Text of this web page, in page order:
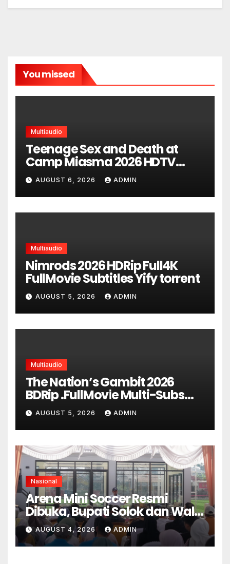
You missed
Multiaudio
Teenage Sex and Death at
Camp Miasma 2026 HDTV
UltraHD HEVC Full Movie DDP5.1
torrent
AUGUST 6, 2026 ADMIN
Multiaudio
Nimrods 2026 HDRip Full4K
FullMovie Subtitles Yify torrent
AUGUST 5, 2026 ADMIN
Multiaudio
The Nation’s Gambit 2026
BDRip .FullMov𝗂e Multi-Subs
UHD
AUGUST 5, 2026 ADMIN
Nasional
Arena Mini Soccer Resmi
Dibuka, Bupati Solok dan Wali
Kota Kompak Dukung
Pembinaan Atlet
AUGUST 4, 2026 ADMIN